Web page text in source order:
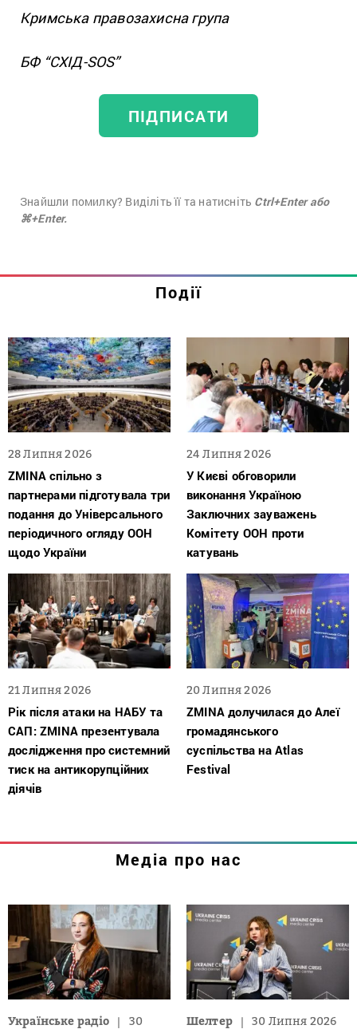
Кримська правозахисна група
БФ “СХІД-SOS”
ПІДПИСАТИ
Знайшли помилку? Виділіть її та натисніть Ctrl+Enter або
⌘+Enter.
Події
28 Липня 2026
ZMINA спільно з
партнерами підготувала три
подання до Універсального
періодичного огляду ООН
щодо України
24 Липня 2026
У Києві обговорили
виконання Україною
Заключних зауважень
Комітету ООН проти
катувань
21 Липня 2026
Рік після атаки на НАБУ та
САП: ZMINA презентувала
дослідження про системний
тиск на антикорупційних
діячів
20 Липня 2026
ZMINA долучилася до Алеї
громадянського
суспільства на Atlas
Festival
Медіа про нас
Українське радіо
30
Шелтер 30 Липня 2026